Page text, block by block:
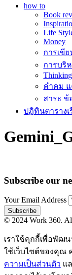
how to
Book
Life
Money
การเขีย
การบริ
Thinking
คำคม
สาระ
ปฏิทินตารางเ
Subscribe our
Your Email Address
Subscribe
© 2024 Work 360.
เราใช้คุกกี้เพื่อพัฒ
ใช้เว็บไซต์ของคุณ
ความเป็นส่วนตัว แ